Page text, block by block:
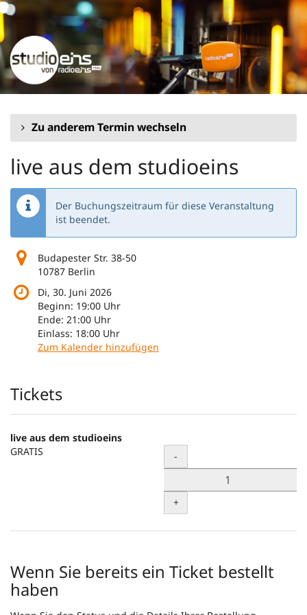
Zum
Inhalt
springen
Zu anderem Termin wechseln
live aus dem studioeins
Der Buchungszeitraum für diese Veranstaltung
ist beendet.
Budapester Str. 38-50
10787 Berlin
Di, 30. Juni 2026
Beginn: 19:00 Uhr
Ende: 21:00 Uhr
Einlass: 18:00 Uhr
Zum Kalender hinzufügen
Produkte
Tickets
live aus dem studioeins
GRATIS
Menge
-
+
Wenn Sie bereits ein Ticket bestellt
haben